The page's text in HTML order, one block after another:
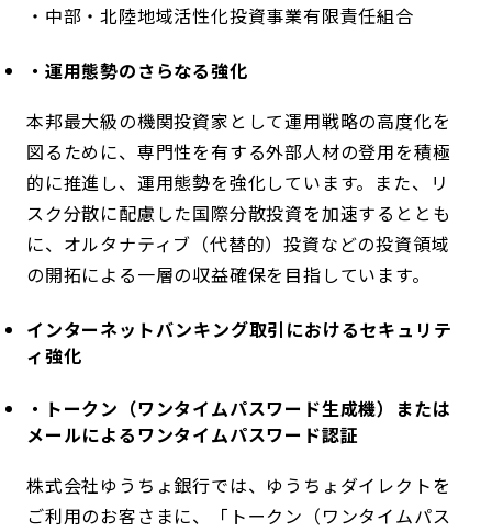
・中部・北陸地域活性化投資事業有限責任組合
・運用態勢のさらなる強化
本邦最大級の機関投資家として運用戦略の高度化を
図るために、専門性を有する外部人材の登用を積極
的に推進し、運用態勢を強化しています。また、リ
スク分散に配慮した国際分散投資を加速するととも
に、オルタナティブ（代替的）投資などの投資領域
の開拓による一層の収益確保を目指しています。
インターネットバンキング取引におけるセキュリテ
ィ強化
・トークン（ワンタイムパスワード生成機）または
メールによるワンタイムパスワード認証
株式会社ゆうちょ銀行では、ゆうちょダイレクトを
ご利用のお客さまに、「トークン（ワンタイムパス